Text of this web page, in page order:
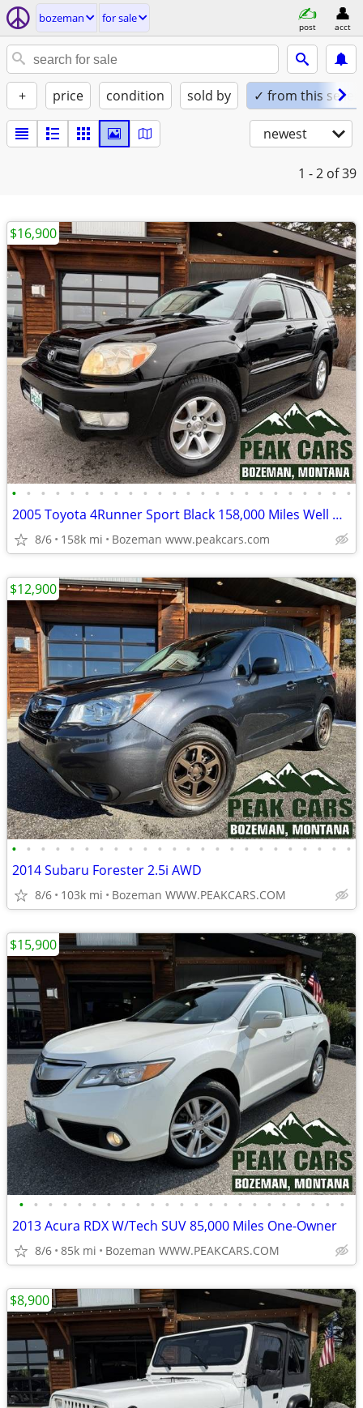
bozeman for sale
post acct
+ price condition sold by ✓ from this seller
newest
1 - 2 of 39
• • • • • • • • • • • • • • • • • • • • • • • •
2005 Toyota 4Runner Sport Black 158,000 Miles Well Maintained
8/6 158k mi Bozeman www.peakcars.com
$16,900
• • • • • • • • • • • • • • • • • • • • • • • •
2014 Subaru Forester 2.5i AWD
8/6 103k mi Bozeman WWW.PEAKCARS.COM
$12,900
• • • • • • • • • • • • • • • • • • • • • • •
2013 Acura RDX W/Tech SUV 85,000 Miles One-Owner
8/6 85k mi Bozeman WWW.PEAKCARS.COM
$15,900
$8,900